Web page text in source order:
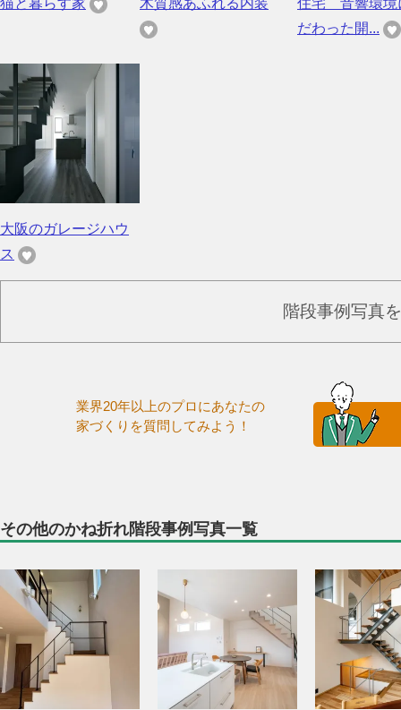
猫と暮らす家 木質感あふれる内装
住宅 音響環境
だわった開...
大阪のガレージハウ
ス
階段事例写真
業界20年以上のプロにあなたの
家づくりを質問してみよう！
その他のかね折れ階段事例写真一覧